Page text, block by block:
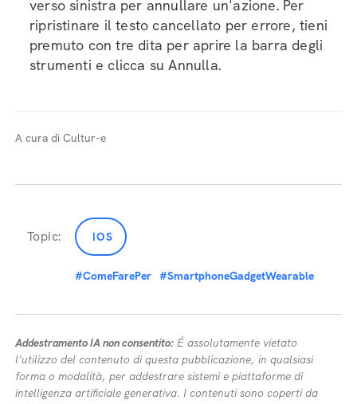
verso sinistra per annullare un'azione. Per
ripristinare il testo cancellato per errore, tieni
premuto con tre dita per aprire la barra degli
strumenti e clicca su Annulla.
A cura di Cultur-e
Topic: IOS
#ComeFarePer #SmartphoneGadgetWearable
Addestramento IA non consentito: É assolutamente vietato
l’utilizzo del contenuto di questa pubblicazione, in qualsiasi
forma o modalità, per addestrare sistemi e piattaforme di
intelligenza artificiale generativa. I contenuti sono coperti da